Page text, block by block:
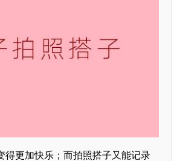
得更加快乐；而拍照搭子又能记录